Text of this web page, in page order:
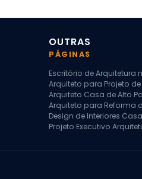
OUTRAS
PÁGINAS
Escritório de Arquitetura
Arquiteto para Projeto
Arquiteto Casa de Alto
Arquiteto para Reforma
Design de Interiores Casa
Projeto Executivo